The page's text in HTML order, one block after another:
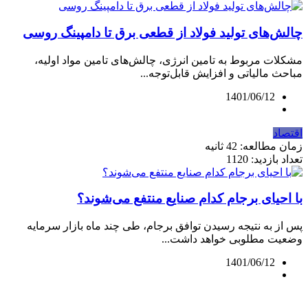
چالش‌های تولید فولاد از قطعی برق تا دامپینگ روسی
مشکلات مربوط به تامین انرژی، چالش‌های تامین مواد اولیه،
مباحث مالیاتی و افزایش قابل‌توجه...
1401/06/12
اقتصاد
زمان مطالعه: 42 ثانیه
تعداد بازدید: 1120
با احیای برجام کدام صنایع منتفع می‌شوند؟
پس از به نتیجه رسیدن توافق برجام، طی چند ماه بازار سرمایه
وضعیت مطلوبی خواهد داشت...
1401/06/12